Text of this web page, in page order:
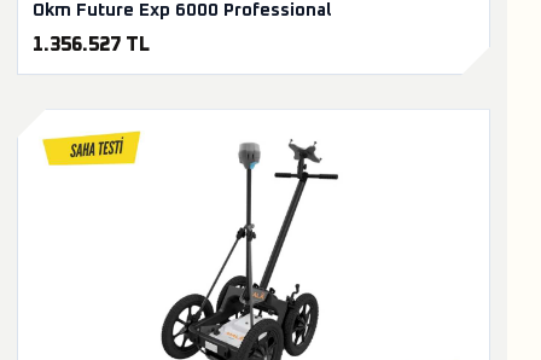
Okm Future Exp 6000 Professional
1.356.527 TL